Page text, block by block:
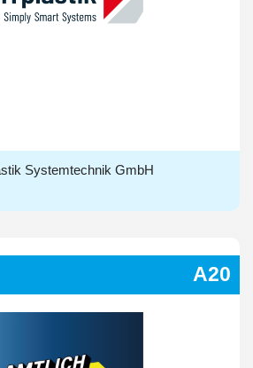
Systemtechnik GmbH
Systemtechnik GmbH
A20